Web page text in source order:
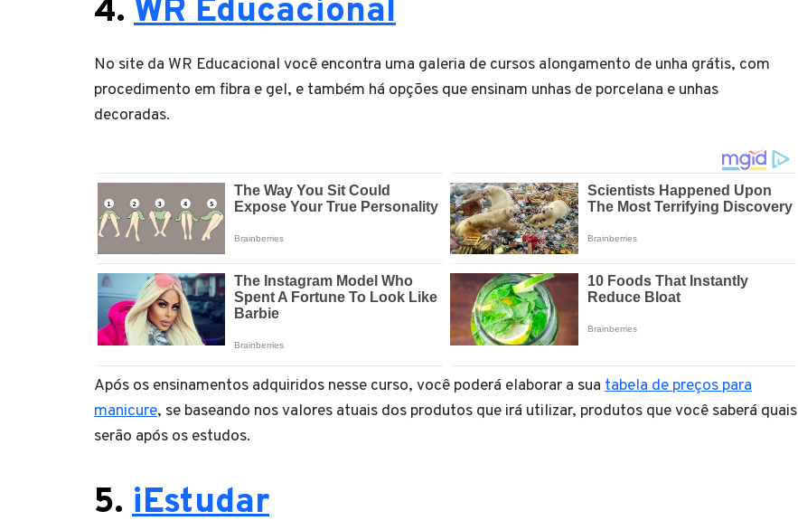
4. WR Educacional
No site da WR Educacional você encontra uma galeria de cursos alongamento de unha grátis, com
procedimento em fibra e gel, e também há opções que ensinam unhas de porcelana e unhas
decoradas.
Após os ensinamentos adquiridos nesse curso, você poderá elaborar a sua tabela de preços para
manicure, se baseando nos valores atuais dos produtos que irá utilizar, produtos que você saberá quais
serão após os estudos.
5. iEstudar